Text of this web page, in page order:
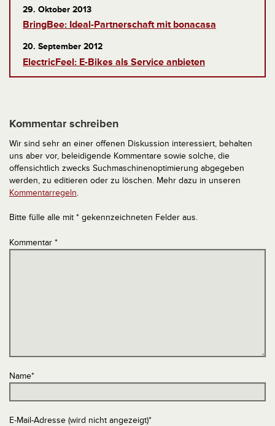
29. Oktober 2013
BringBee: Ideal-Partnerschaft mit bonacasa
20. September 2012
ElectricFeel: E-Bikes als Service anbieten
Kommentar schreiben
Wir sind sehr an einer offenen Diskussion interessiert, behalten
uns aber vor, beleidigende Kommentare sowie solche, die
offensichtlich zwecks Suchmaschinenoptimierung abgegeben
werden, zu editieren oder zu löschen. Mehr dazu in unseren
Kommentarregeln.
Bitte fülle alle mit * gekennzeichneten Felder aus.
Kommentar *
Name*
E-Mail-Adresse (wird nicht angezeigt)*